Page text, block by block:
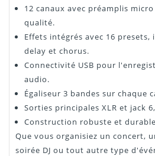
12 canaux avec préamplis
qualité.
Effets intégrés avec 16
delay et chorus.
Connectivité USB pour
audio.
Égaliseur 3 bandes sur chaque
Sorties principales XLR et jack
Construction robuste et
Que vous organisiez un concert,
soirée DJ ou tout autre type